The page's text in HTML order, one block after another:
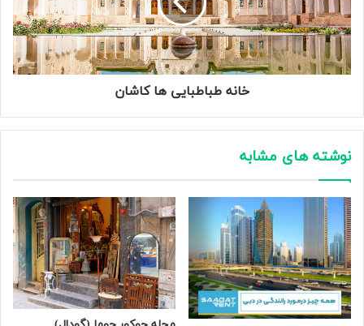
خانه طباطبایی ها کاشان
نوشته های مشابه